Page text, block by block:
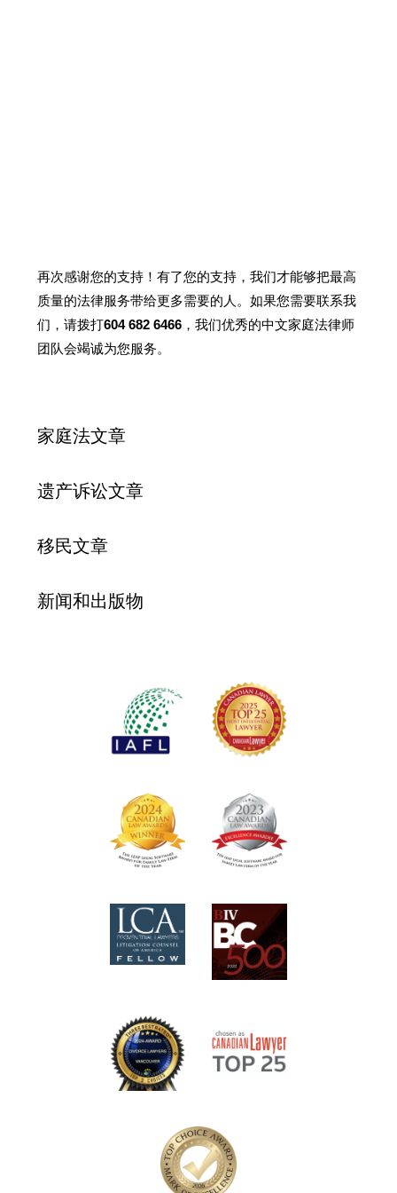
再次感谢您的支持！有了您的支持，我们才能够把最高
质量的法律服务带给更多需要的人。如果您需要联系我
们，请拨打604 682 6466 ，我们优秀的中文家庭法律师
团队会竭诚为您服务。
家庭法文章
遗产诉讼文章
移民文章
新闻和出版物